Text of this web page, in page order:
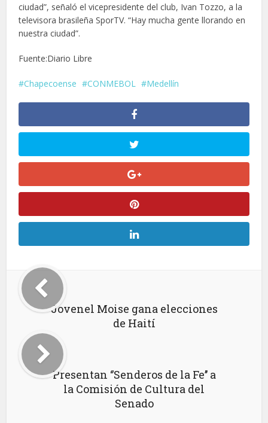
ciudad”, señaló el vicepresidente del club, Ivan Tozzo, a la
televisora brasileña SporTV. “Hay mucha gente llorando en
nuestra ciudad”.
Fuente:Diario Libre
Chapecoense CONMEBOL Medellín
Jovenel Moise gana elecciones
de Haití
Presentan ‘’Senderos de la Fe’’ a
la Comisión de Cultura del
Senado